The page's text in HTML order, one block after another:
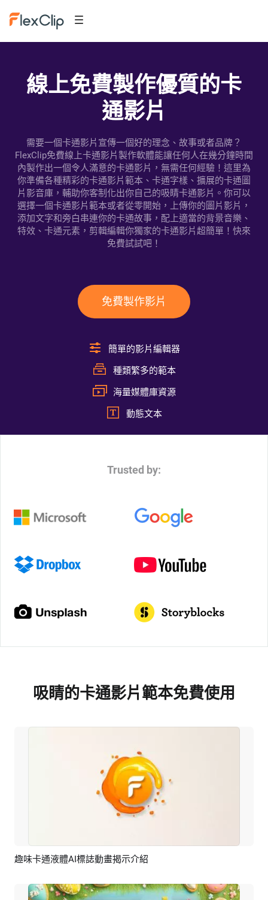
線上免費製作優質的卡
通影片
需要一個卡通影片宣傳一個好的理念、故事或者品牌？
FlexClip免費線上卡通影片製作軟體能讓任何人在幾分鐘時間
內製作出一個令人滿意的卡通影片，無需任何經驗！這里為
你準備各種精彩的卡通影片範本、卡通字樣、擴展的卡通圖
片影音庫，輔助你客制化出你自己的吸睛卡通影片。你可以
選擇一個卡通影片範本或者從零開始，上傳你的圖片影片，
添加文字和旁白串連你的卡通故事，配上適當的背景音樂、
特效、卡通元素，剪輯編輯你獨家的卡通影片超簡單！快來
免費試試吧！
免費製作影片
簡單的影片編輯器
種類繁多的範本
海量媒體庫資源
動態文本
Trusted by:
吸睛的卡通影片範本免費使用
預覽 AI剪同款
趣味卡通液體AI標誌動畫揭示介紹